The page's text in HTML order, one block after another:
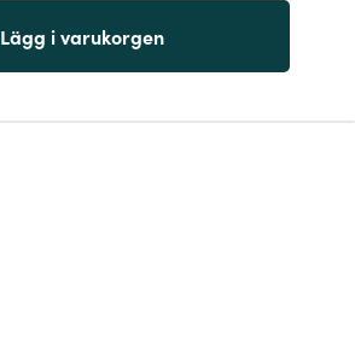
Lägg i varukorgen